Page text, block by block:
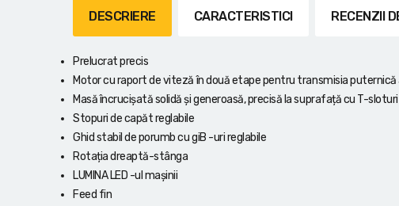
Seturi de scule cu acumulator
Acumulatoare si încărcătoare
Alte scule cu acumulator
DESCRIERE CARACTERISTICI RECENZII
Prelucrat precis
Motor cu raport de viteză în două etape pentru transmisia
Masă încrucișată solidă și generoasă, precisă la suprafață cu T-sloturi
Stopuri de capăt reglabile
Ghid stabil de porumb cu giB -uri reglabile
Rotația dreaptă-stânga
LUMINA LED -ul mașinii
Feed fin